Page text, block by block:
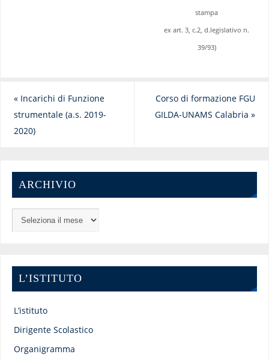
stampa
ex art. 3, c.2, d.legislativo n.
39/93)
«Incarichi di Funzione
strumentale (a.s. 2019-
2020)
Corso di formazione FGU
GILDA-UNAMS Calabria»
ARCHIVIO
L’ISTITUTO
L’istituto
Dirigente Scolastico
Organigramma